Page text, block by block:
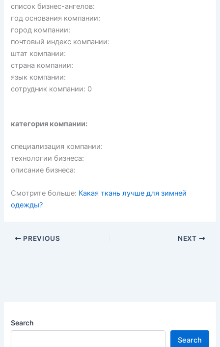
список бизнес-ангелов:
год основания компании:
город компании:
почтовый индекс компании:
штат компании:
страна компании:
язык компании:
сотрудник компании: 0
категория компании:
специализация компании:
технологии бизнеса:
описание бизнеса:
Смотрите больше: Какая ткань лучше для зимней
одежды?
PREVIOUS NEXT
Search
Search